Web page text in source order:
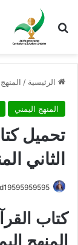
بحث عن
الرئيسية /
المنهج اليمني
تحميل
الثاني
كتاب